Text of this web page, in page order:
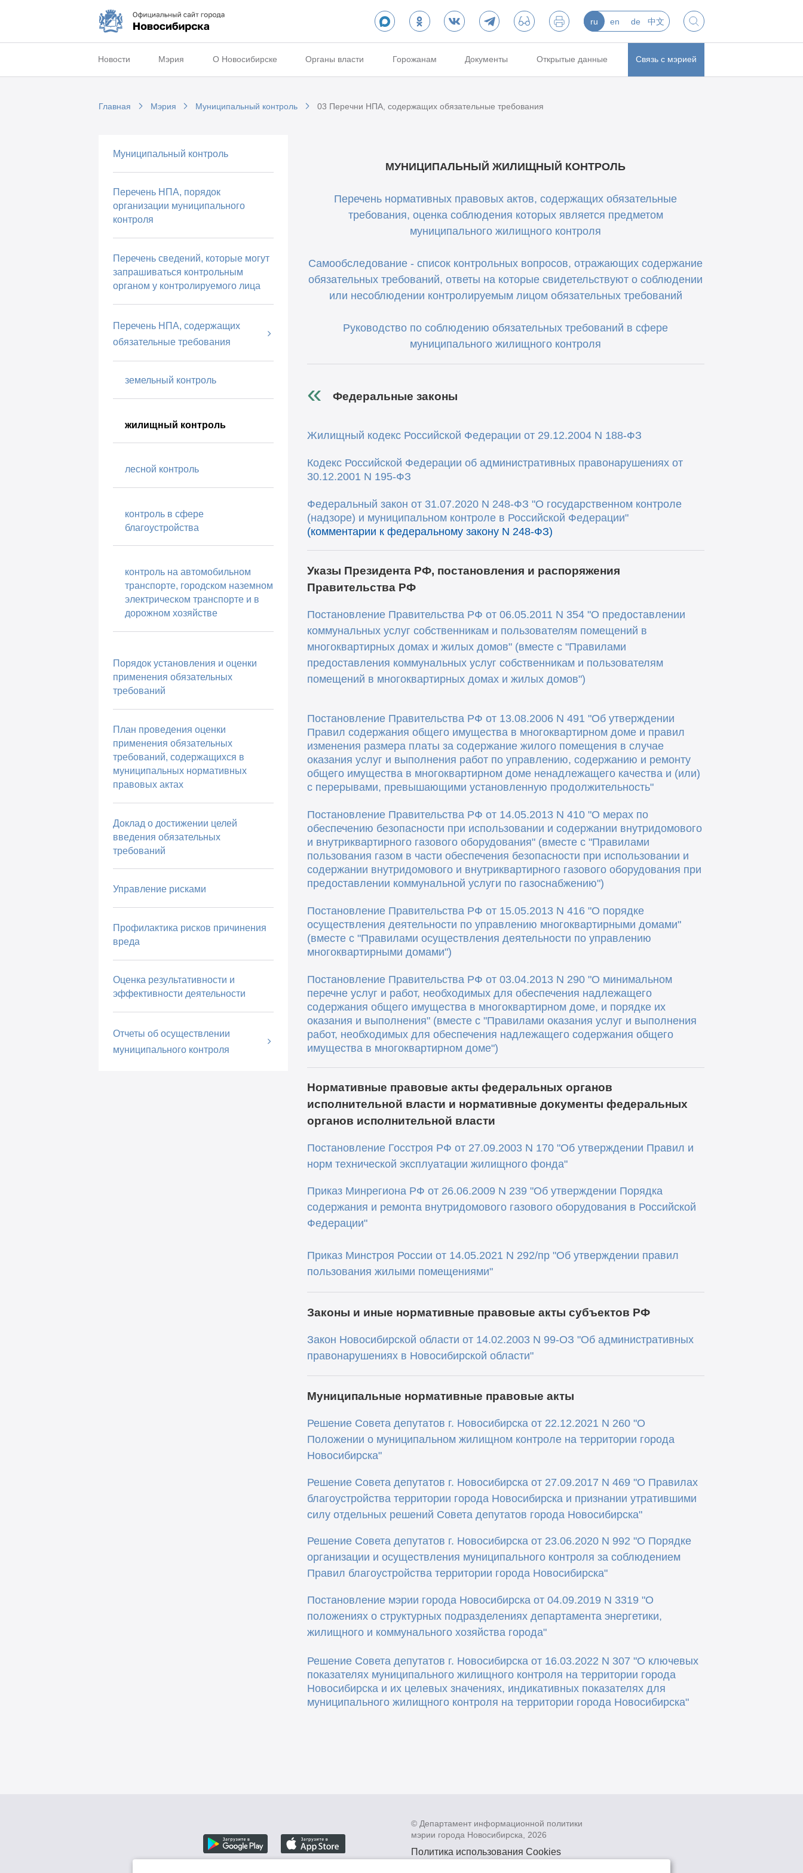
ru en de 中文
Новости Мэрия О Новосибирске Органы власти Горожанам Документы Открытые данные Связь с мэрией
Главная Мэрия Муниципальный контроль 03 Перечни НПА, содержащих обязательные требования
Муниципальный контроль
Перечень НПА, порядок
организации муниципального
контроля
Перечень сведений, которые могут
запрашиваться контрольным
органом у контролируемого лица
Перечень НПА, содержащих
обязательные требования
земельный контроль
жилищный контроль
лесной контроль
контроль в сфере
благоустройства
контроль на автомобильном
транспорте, городском наземном
электрическом транспорте и в
дорожном хозяйстве
Порядок установления и оценки
применения обязательных
требований
План проведения оценки
применения обязательных
требований, содержащихся в
муниципальных нормативных
правовых актах
Доклад о достижении целей
введения обязательных
требований
Управление рисками
Профилактика рисков причинения
вреда
Оценка результативности и
эффективности деятельности
Отчеты об осуществлении
муниципального контроля
МУНИЦИПАЛЬНЫЙ ЖИЛИЩНЫЙ КОНТРОЛЬ
Перечень нормативных правовых актов, содержащих обязательные
требования, оценка соблюдения которых является предметом
муниципального жилищного контроля
Самообследование - список контрольных вопросов, отражающих содержание
обязательных требований, ответы на которые свидетельствуют о соблюдении
или несоблюдении контролируемым лицом обязательных требований
Руководство по соблюдению обязательных требований в сфере
муниципального жилищного контроля
Федеральные законы
Жилищный кодекс Российской Федерации от 29.12.2004 N 188-ФЗ
Кодекс Российской Федерации об административных правонарушенияхот
30.12.2001 N 195-ФЗ
Федеральный закон от 31.07.2020 N 248-ФЗ "О государственном контроле
(надзоре) и муниципальном контроле в Российской Федерации"
(комментарии к федеральному закону N 248-ФЗ)
Указы Президента РФ, постановления и распоряжения
Правительства РФ
Постановление Правительства РФ от 06.05.2011 N 354 "О предоставлении
коммунальных услуг собственникам и пользователям помещений в
многоквартирных домах и жилых домов" (вместе с "Правилами
предоставления коммунальных услуг собственникам и пользователям
помещений в многоквартирных домах и жилых домов")
Постановление Правительства РФ от 13.08.2006 N 491 "Об утверждении
Правил содержания общего имущества в многоквартирном доме и правил
изменения размера платы за содержание жилого помещения в случае
оказания услуг и выполнения работ по управлению, содержанию и ремонту
общего имущества в многоквартирном доме ненадлежащего качества и (или)
с перерывами, превышающими установленную продолжительность"
Постановление Правительства РФ от 14.05.2013 N 410 "О мерах по
обеспечению безопасности при использовании и содержании внутридомового
и внутриквартирного газового оборудования" (вместе с "Правилами
пользования газом в части обеспечения безопасности при использовании и
содержании внутридомового и внутриквартирного газового оборудования при
предоставлении коммунальной услуги по газоснабжению")
Постановление Правительства РФ от 15.05.2013 N 416 "О порядке
осуществления деятельности по управлению многоквартирными домами"
(вместе с "Правилами осуществления деятельности по управлению
многоквартирными домами")
Постановление Правительства РФ от 03.04.2013 N 290 "О минимальном
перечне услуг и работ, необходимых для обеспечения надлежащего
содержания общего имущества в многоквартирном доме, и порядке их
оказания и выполнения" (вместе с "Правилами оказания услуг и выполнения
работ, необходимых для обеспечения надлежащего содержания общего
имущества в многоквартирном доме")
Нормативные правовые акты федеральных органов
исполнительной власти и нормативные документы федеральных
органов исполнительной власти
Постановление Госстроя РФ от 27.09.2003 N 170 "Об утверждении Правил и
норм технической эксплуатации жилищного фонда"
Приказ Минрегиона РФ от 26.06.2009 N 239 "Об утверждении Порядка
содержания и ремонта внутридомового газового оборудования в Российской
Федерации"
Приказ Минстроя России от 14.05.2021 N 292/пр "Об утверждении правил
пользования жилыми помещениями"
Законы и иные нормативные правовые акты субъектов РФ
Закон Новосибирской области от 14.02.2003 N 99-ОЗ "Об административных
правонарушениях в Новосибирской области"
Муниципальные нормативные правовые акты
Решение Совета депутатов г. Новосибирска от 22.12.2021 N 260 "О
Положении о муниципальном жилищном контроле на территории города
Новосибирска"
Решение Совета депутатов г. Новосибирска от 27.09.2017 N 469 "О Правилах
благоустройства территории города Новосибирска и признании утратившими
силу отдельных решений Совета депутатов города Новосибирска"
Решение Совета депутатов г. Новосибирска от 23.06.2020 N 992 "О Порядке
организации и осуществления муниципального контроля за соблюдением
Правил благоустройства территории города Новосибирска"
Постановление мэрии города Новосибирска от 04.09.2019 N 3319 "О
положениях о структурных подразделениях департамента энергетики,
жилищного и коммунального хозяйства города"
Решение Совета депутатов г. Новосибирска от 16.03.2022 N 307 "О ключевых
показателях муниципального жилищного контроля на территории города
Новосибирска и их целевых значениях, индикативных показателях для
муниципального жилищного контроля на территории города Новосибирска"
© Департамент информационной политики
мэрии города Новосибирска, 2026
Политика использования Cookies